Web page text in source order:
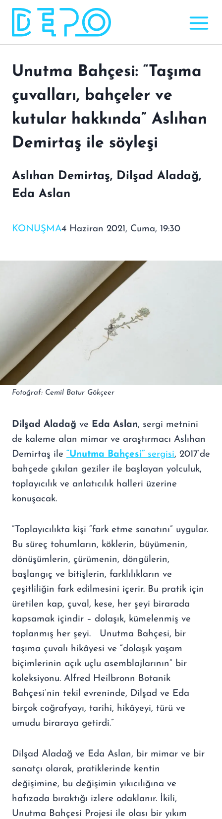
Skip
content
Unutma Bahçesi: “Taşıma
çuvalları, bahçeler ve
kutular hakkında” Aslıhan
Demirtaş ile söyleşi
Aslıhan Demirtaş, Dilşad Aladağ,
Eda Aslan
KONUŞMA4 Haziran 2021, Cuma, 19:30
Fotoğraf: Cemil Batur Gökçeer
Dilşad Aladağ ve Eda Aslan, sergi metnini
de kaleme alan mimar ve araştırmacı Aslıhan
Demirtaş ile “Unutma Bahçesi” sergisi, 2017’de
bahçede çıkılan geziler ile başlayan yolculuk,
toplayıcılık ve anlatıcılık halleri üzerine
konuşacak.
“Toplayıcılıkta kişi “fark etme sanatını” uygular.
Bu süreç tohumların, köklerin, büyümenin,
dönüşümlerin, çürümenin, döngülerin,
başlangıç ve bitişlerin, farklılıkların ve
çeşitliliğin fark edilmesini içerir. Bu pratik için
üretilen kap, çuval, kese, her şeyi birarada
kapsamak içindir – dolaşık, kümelenmiş ve
toplanmış her şeyi. Unutma Bahçesi, bir
taşıma çuvalı hikâyesi ve “dolaşık yaşam
biçimlerinin açık uçlu asemblajlarının” bir
koleksiyonu. Alfred Heilbronn Botanik
Bahçesi’nin tekil evreninde, Dilşad ve Eda
birçok coğrafyayı, tarihi, hikâyeyi, türü ve
umudu biraraya getirdi.”
Dilşad Aladağ ve Eda Aslan, bir mimar ve bir
sanatçı olarak, pratiklerinde kentin
değişimine, bu değişimin yıkıcılığına ve
hafızada bıraktığı izlere odaklanır. İkili,
Unutma Bahçesi Projesi ile olası bir yıkım